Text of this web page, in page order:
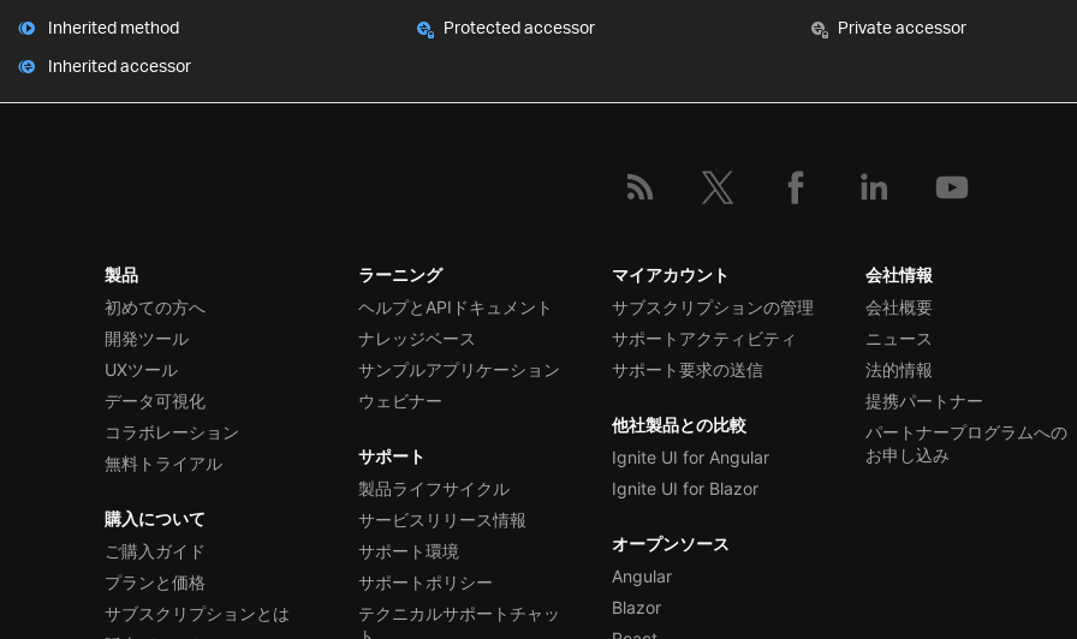
Inherited method
Inherited accessor
Protected accessor
Private accessor
製品
初めての方へ
開発ツール
UXツール
データ可視化
コラボレーション
無料トライアル
購入について
ご購入ガイド
プランと価格
サブスクリプションとは
ラーニング
ヘルプとAPIドキュメント
ナレッジベース
サンプルアプリケーション
ウェビナー
サポート
製品ライフサイクル
サービスリリース情報
サポート環境
サポートポリシー
テクニカルサポートチャッ
マイアカウント
サブスクリプションの管理
サポートアクティビティ
サポート要求の送信
他社製品との比較
Ignite UI for Angular
Ignite UI for Blazor
オープンソース
Angular
Blazor
会社情報
会社概要
ニュース
法的情報
提携パートナー
パートナープログラムへの
お申し込み